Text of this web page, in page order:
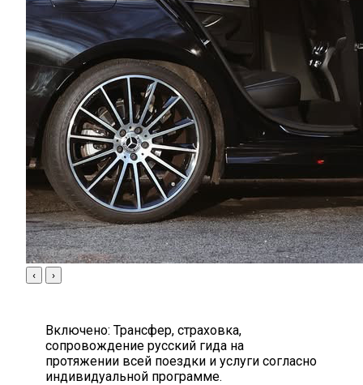
‹ ›
Включено: Трансфер, страховка,
сопровождение русский гида на
протяжении всей поездки и услуги согласно
индивидуальной программе.